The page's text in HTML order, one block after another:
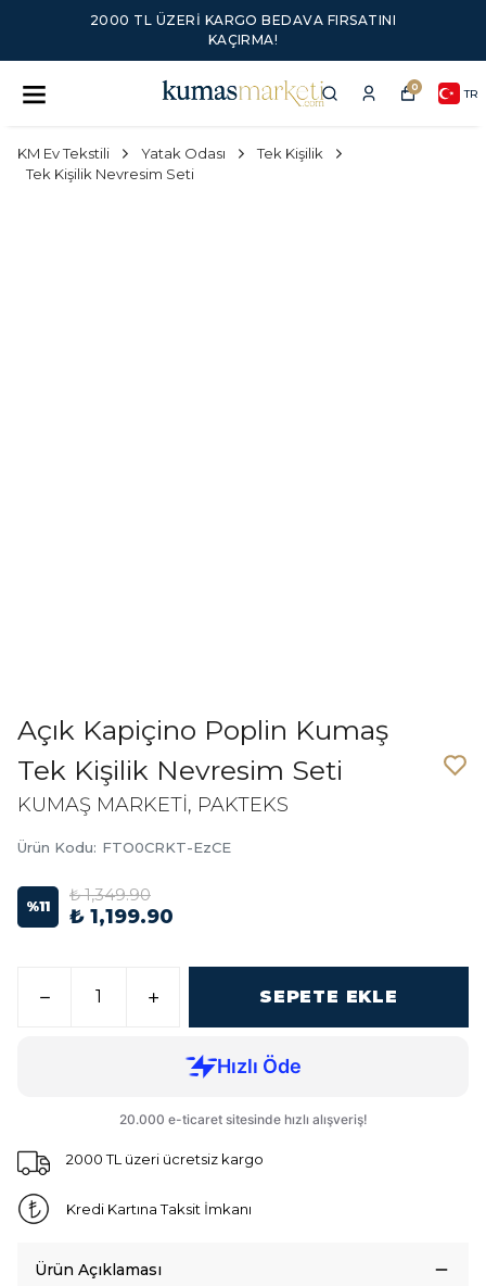
2000 TL ÜZERI KARGO BEDAVA FIRSATINI
KAÇIRMA!
0 TR
KM Ev Tekstili Yatak Odası
Tek Kişilik
Tek Kişilik Nevresim Seti
Açık Kapiçino Poplin Kumaş
Tek Kişilik Nevresim Seti
KUMAŞ MARKETİ, PAKTEKS
Ürün Kodu: FTO0CRKT-EzCE
%11
₺ 1,349.90
₺ 1,199.90
SEPETE EKLE
2000 TL üzeri ücretsiz kargo
Kredi Kartına Taksit İmkanı
Ürün Açıklaması